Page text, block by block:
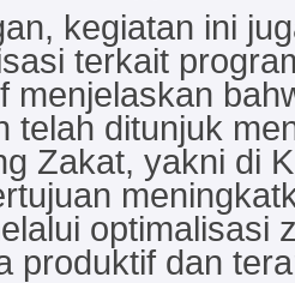
kegiatan ini
terkait
menjelaskan
telah ditunjuk
Zakat, yakni di
optimalisasi
produktif dan